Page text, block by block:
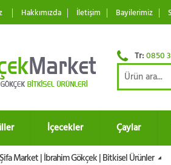
Hakkımızda İletişim Bayilerimiz
Tr:0850
İçecekler Çaylar
Market | İbrahim Gökçek | Bitkisel Ürünler